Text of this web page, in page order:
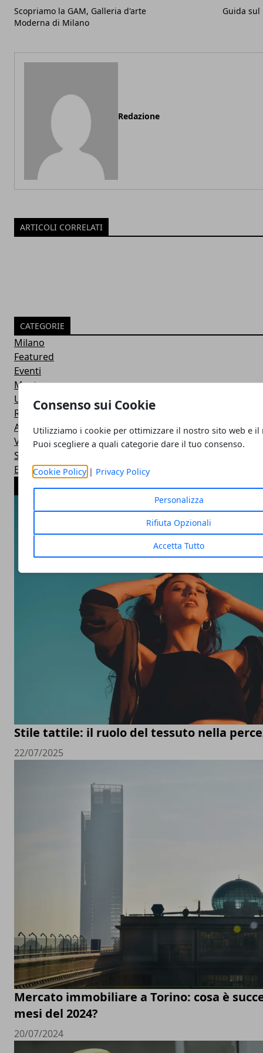
Consenso sui Cookie
Utilizziamo i cookie per ottimizzare il nostro sito web e il
Puoi scegliere a quali categorie dare il tuo consenso.
Cookie Policy| Privacy Policy
Personalizza
Rifiuta Opzionali
Accetta Tutto
Scopriamo la GAM, Galleria d'arte
Moderna di Milano
Guida sul
Redazione
ARTICOLI CORRELATI
CATEGORIE
Milano
Featured
Eventi
Mostre
Uncategorized
Roma
Artisti
Venezia
Storia dell'Arte Contemporanea
Europa
ARTICOLI POPOLARI
Stile tattile: il ruolo del tessuto nella
22/07/2025
Mercato immobiliare a Torino: cosa è
mesi del 2024?
20/07/2024